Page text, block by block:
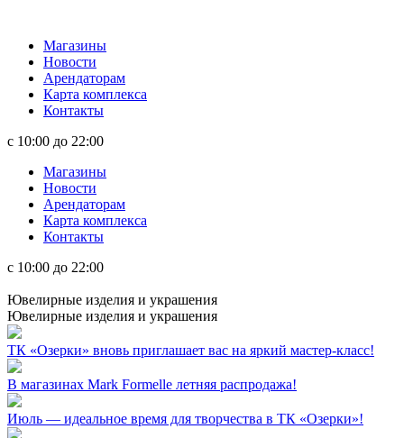
Магазины
Новости
Арендаторам
Карта комплекса
Контакты
с 10:00 до 22:00
Магазины
Новости
Арендаторам
Карта комплекса
Контакты
с 10:00 до 22:00
Ювелирные изделия и украшения
Ювелирные изделия и украшения
ТК «Озерки» вновь приглашает вас на яркий мастер-класс!
В магазинах Mark Formelle летняя распродажа!
Июль — идеальное время для творчества в ТК «Озерки»!